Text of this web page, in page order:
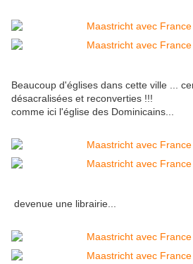
Beaucoup d'églises dans cette ville ...
désacralisées et reconverties !!!
comme ici l'église des Dominicains...
devenue une librairie...